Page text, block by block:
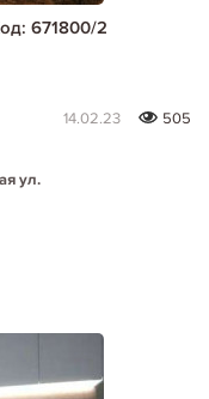
671800/2
14.02.23
505
ул.